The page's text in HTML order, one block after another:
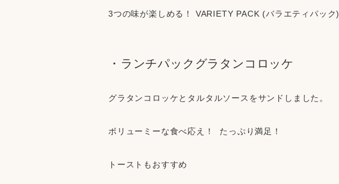
3つの味が楽しめる！ VARIETY PACK (バラエティパック)
・ランチパックグラタンコロッケ
グラタンコロッケとタルタルソースをサンドしました。
ボリューミーな食べ応え！  たっぷり満足！
トーストもおすすめ